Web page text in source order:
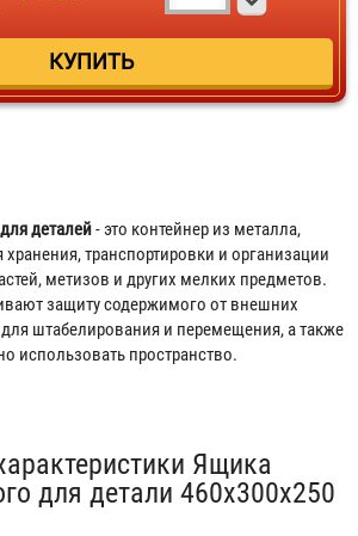
деталей- это контейнер из металла,
транспортировки и организации
метизов и других мелких предметов.
защиту содержимого от внешних
штабелирования и перемещения, а также
использовать пространство.
Ящика
для детали 460x300x250